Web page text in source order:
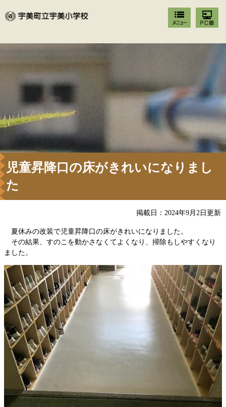
児童昇降口の床がきれいになりまし
た
掲載日：2024年9月2日更新
夏休みの改装で児童昇降口の床がきれいになりました。
その結果、すのこを動かさなくてよくなり、掃除もしやすくなり
ました。